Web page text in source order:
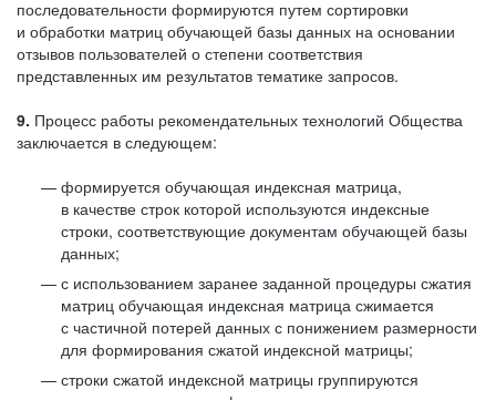
последовательности формируются путем сортировки
и обработки матриц обучающей базы данных на основании
отзывов пользователей о степени соответствия
представленных им результатов тематике запросов.
9. Процесс работы рекомендательных технологий Общества
заключается в следующем:
формируется обучающая индексная матрица,
в качестве строк которой используются индексные
строки, соответствующие документам обучающей базы
данных;
с использованием заранее заданной процедуры сжатия
матриц обучающая индексная матрица сжимается
с частичной потерей данных с понижением размерности
для формирования сжатой индексной матрицы;
строки сжатой индексной матрицы группируются